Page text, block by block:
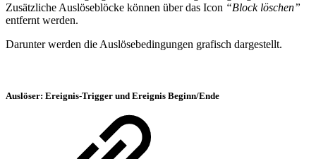
Zusätzliche Auslöseblöcke können über das Icon “Block löschen”
entfernt werden.
Darunter werden die Auslösebedingungen grafisch dargestellt.
Auslöser: Ereignis-Trigger und Ereignis Beginn/Ende